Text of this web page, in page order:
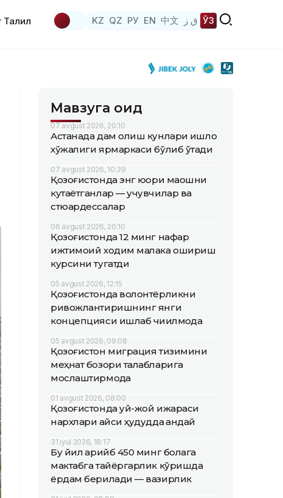
Таҳлил KZ QZ РУ EN 中文 ق ز ЎЗ
Мавзуга оид
07 avgust 2026, 20:10
Астанада дам олиш кунлари қишлоқ
хўжалиги ярмаркаси бўлиб ўтади
07 avgust 2026, 10:39
Қозоғистонда энг юқори маошни
кутаётганлар — учувчилар ва
стюардессалар
06 avgust 2026, 20:10
Қозоғистонда 12 минг нафар
ижтимоий ходим малака ошириш
курсини тугатди
05 avgust 2026, 12:15
Қозоғистонда волонтёрликни
ривожлантиришнинг янги
концепцияси ишлаб чиқилмоқда
05 avgust 2026, 09:08
Қозоғистон миграция тизимини
меҳнат бозори талабларига
мослаштирмоқда
01 avgust 2026, 08:00
Қозоғистонда уй-жой ижараси
нархлари қайси ҳудудда қандай
31 iyul 2026, 18:17
Бу йил қарийб 450 минг болага
мактабга тайёргарлик кўришда
ёрдам берилади — вазирлик